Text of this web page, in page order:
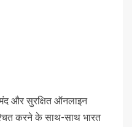
और सुरक्षित ऑनलाइन
करने के साथ-साथ भारत